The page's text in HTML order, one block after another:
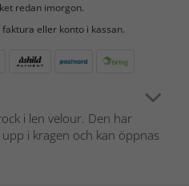
redan imorgon.
faktura eller konto i kassan.
i len velour. Den har
i kragen och kan öppnas